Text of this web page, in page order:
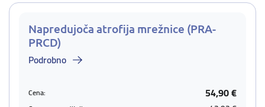
Napredujoča atrofija mrežnice (PRA-
PRCD)
Podrobno
Cena: 54,90 €